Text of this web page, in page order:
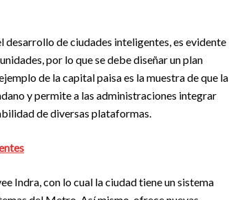
desarrollo de ciudades inteligentes, es evidente
por lo que se debe diseñar un plan
de la capital paisa es la muestra de que la
y permite a las administraciones integrar
de diversas plataformas.
Indra, con lo cual la ciudad tiene un sistema